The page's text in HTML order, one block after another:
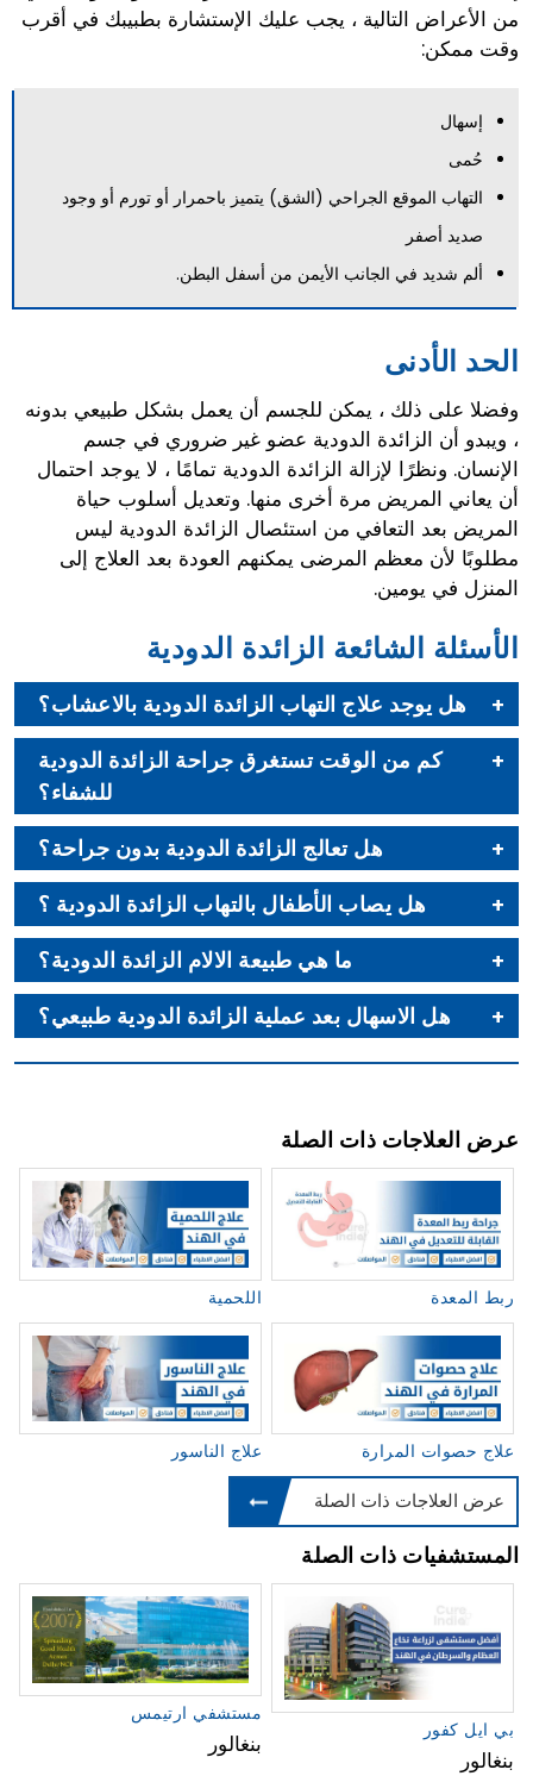
من الأعراض التالية ، يجب عليك الإستشارة بطبيبك في أقرب
وقت ممكن:
إسهال
حُمى
التهاب الموقع الجراحي (الشق) يتميز باحمرار أو تورم أو وجود
صديد أصفر
ألم شديد في الجانب الأيمن من أسفل البطن.
الحد الأدنى
وفضلا على ذلك ، يمكن للجسم أن يعمل بشكل طبيعي بدونه
، ويبدو أن الزائدة الدودية عضو غير ضروري في جسم
الإنسان. ونظرًا لإزالة الزائدة الدودية تمامًا ، لا يوجد احتمال
أن يعاني المريض مرة أخرى منها. وتعديل أسلوب حياة
المريض بعد التعافي من استئصال الزائدة الدودية ليس
مطلوبًا لأن معظم المرضى يمكنهم العودة بعد العلاج إلى
المنزل في يومين.
الأسئلة الشائعة الزائدة الدودية
هل يوجد علاج التهاب الزائدة الدودية بالاعشاب؟
كم من الوقت تستغرق جراحة الزائدة الدودية
للشفاء؟
هل تعالج الزائدة الدودية بدون جراحة؟
هل يصاب الأطفال بالتهاب الزائدة الدودية ؟
ما هي طبيعة الالام الزائدة الدودية؟
هل الاسهال بعد عملية الزائدة الدودية طبيعي؟
عرض العلاجات ذات الصلة
اللحمية ربط المعدة
علاج الناسور علاج حصوات المرارة
عرض العلاجات ذات الصلة
المستشفيات ذات الصلة
مستشفي ارتيمس
بنغالور بي ايل كفور
بنغالور